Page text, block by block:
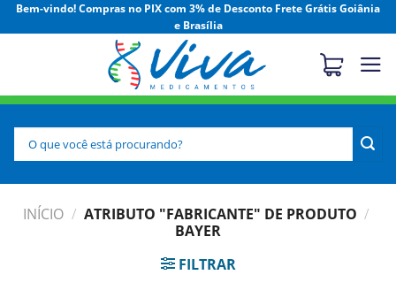
Skip
to
Bem-vindo! Compras no PIX com 3% de Desconto Frete Grátis Goiânia
e Brasília
por:
INÍCIO / ATRIBUTO "FABRICANTE" DE PRODUTO /
BAYER
FILTRAR